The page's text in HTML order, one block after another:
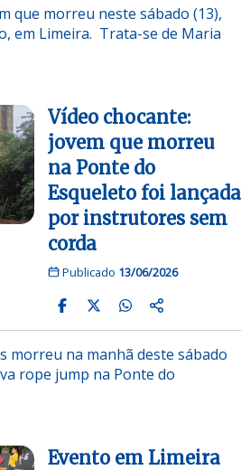
que morreu neste sábado (13),
em Limeira. Trata-se de Maria
Vídeo chocante:
jovem que morreu
na Ponte do
Esqueleto foi lançada
por instrutores sem
corda
Publicado 13/06/2026
morreu na manhã deste sábado
rope jump na Ponte do
Evento em Limeira